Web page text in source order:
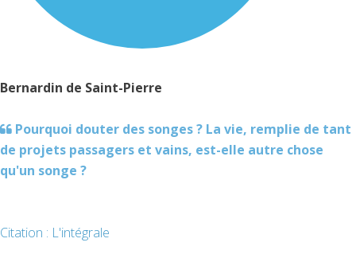
Bernardin de Saint-Pierre
Pourquoi douter des songes ? La vie, remplie de tant
de projets passagers et vains, est-elle autre chose
qu'un songe ?
Citation : L'intégrale